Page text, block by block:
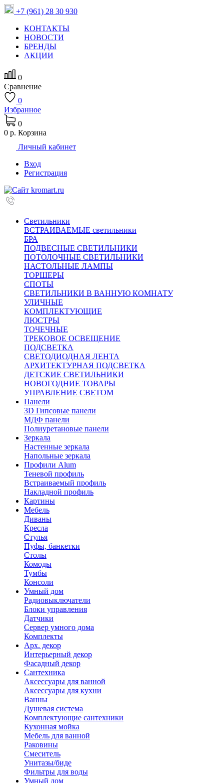
+7 (961) 28 30 930
КОНТАКТЫ
НОВОСТИ
БРЕНДЫ
АКЦИИ
0
Сравнение
0
Избранное
0
0 р. Корзина
Личный кабинет
Вход
Регистрация
Светильники
ВСТРАИВАЕМЫЕ светильники
БРА
ПОДВЕСНЫЕ СВЕТИЛЬНИКИ
ПОТОЛОЧНЫЕ СВЕТИЛЬНИКИ
НАСТОЛЬНЫЕ ЛАМПЫ
ТОРШЕРЫ
СПОТЫ
СВЕТИЛЬНИКИ В ВАННУЮ КОМНАТУ
УЛИЧНЫЕ
КОМПЛЕКТУЮЩИЕ
ЛЮСТРЫ
ТОЧЕЧНЫЕ
ТРЕКОВОЕ ОСВЕЩЕНИЕ
ПОДСВЕТКА
СВЕТОДИОДНАЯ ЛЕНТА
АРХИТЕКТУРНАЯ ПОДСВЕТКА
ДЕТСКИЕ СВЕТИЛЬНИКИ
НОВОГОДНИЕ ТОВАРЫ
УПРАВЛЕНИЕ СВЕТОМ
Панели
3D Гипсовые панели
МДФ панели
Полиуретановые панели
Зеркала
Настенные зеркала
Напольные зеркала
Профили Alum
Теневой профиль
Встраиваемый профиль
Накладной профиль
Картины
Мебель
Диваны
Кресла
Стулья
Пуфы, банкетки
Столы
Комоды
Тумбы
Консоли
Умный дом
Радиовыключатели
Блоки управления
Датчики
Сервер умного дома
Комплекты
Арх. декор
Интерьерный декор
Фасадный декор
Сантехника
Аксессуары для ванной
Аксессуары для кухни
Ванны
Душевая система
Комплектующие сантехники
Кухонная мойка
Мебель для ванной
Раковины
Смеситель
Унитазы/биде
Фильтры для воды
Умный дом